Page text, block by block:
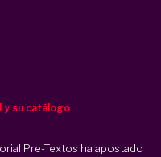
y su catálogo
Pre-Textos ha apostado